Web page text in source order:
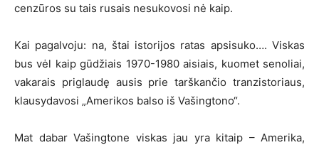
cenzūros su tais rusais nesukovosi nė kaip.
Kai pagalvoju: na, štai istorijos ratas apsisuko…. Viskas
bus vėl kaip gūdžiais 1970-1980 aisiais, kuomet senoliai,
vakarais priglaudę ausis prie tarškančio tranzistoriaus,
klausydavosi „Amerikos balso iš Vašingtono“.
Mat dabar Vašingtone viskas jau yra kitaip – Amerika,